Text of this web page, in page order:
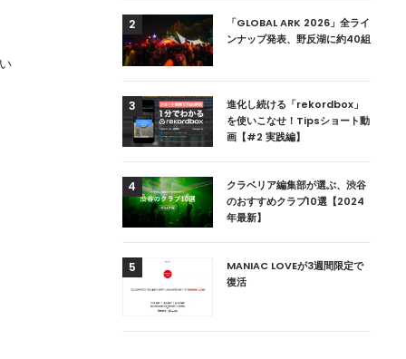
2
「GLOBAL ARK 2026」全ライ
ンナップ発表、野反湖に約40組
3
進化し続ける「rekordbox」
を使いこなせ！Tipsショート動
画【#2 実践編】
4
クラベリア編集部が選ぶ、渋谷
のおすすめクラブ10選【2024
年最新】
5
MANIAC LOVEが3週間限定で
復活